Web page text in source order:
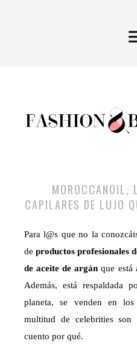
MOROCCANOIL,
CAPILARES DE LUJO
Para l@s que no la
deproductos profesionales
de aceite de argán que está
Además, está respaldada
planeta, se venden en
multitud de celebrities son
cuento por qué.